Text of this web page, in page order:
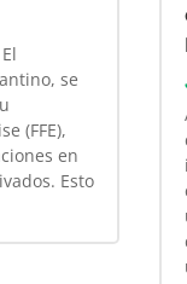
se
(FFE),
en
Esto